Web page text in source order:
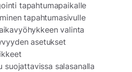
tapahtumapaikalle
tapahtumasivulle
valinta
asetukset
suojattavissa salasanalla